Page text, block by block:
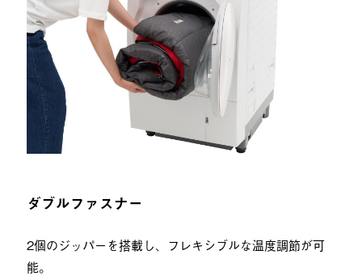
ダブルファスナー
2個のジッパーを搭載し、フレキシブルな温度調節が可
能。